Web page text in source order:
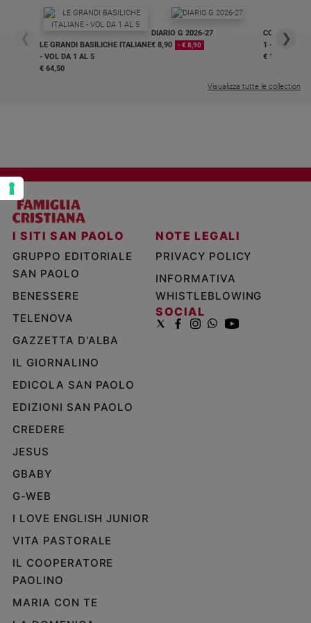
Registrati
Redazione
Social
❮
LE GRANDI BASILICHE ITALIANE
- VOL DA 1 AL 5
€ 64,50
DIARIO G 2026-27
€ 8,90
- € 8,90
COLLANA
1 - 2
€ 18,50
❯
Visualizza tutte le collection
I SITI SAN PAOLO
GRUPPO EDITORIALE
SAN PAOLO
BENESSERE
TELENOVA
GAZZETTA D'ALBA
IL GIORNALINO
EDICOLA SAN PAOLO
EDIZIONI SAN PAOLO
CREDERE
JESUS
GBABY
G-WEB
I LOVE ENGLISH JUNIOR
VITA PASTORALE
IL COOPERATORE
PAOLINO
MARIA CON TE
NOTE LEGALI
PRIVACY POLICY
INFORMATIVA
WHISTLEBLOWING
SOCIAL